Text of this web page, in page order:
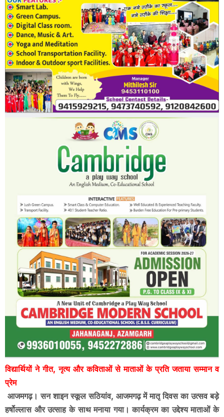
विद्यार्थियों ने गीत, नृत्य और कविताओं से माताओं के प्रति जताया सम्मान व
प्रेम
आजमगढ़। सन शाइन स्कूल सठियांव, आजमगढ़ में मातृ दिवस का उत्सव बड़े
हर्षोल्लास और उत्साह के साथ मनाया गया। कार्यक्रम का उद्देश्य माताओं के